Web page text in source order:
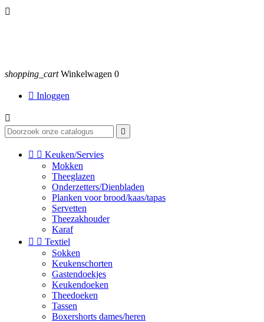

shopping_cart Winkelwagen 0
 Inloggen


  Keuken/Servies
Mokken
Theeglazen
Onderzetters/Dienbladen
Planken voor brood/kaas/tapas
Servetten
Theezakhouder
Karaf
  Textiel
Sokken
Keukenschorten
Gastendoekjes
Keukendoeken
Theedoeken
Tassen
Boxershorts dames/heren